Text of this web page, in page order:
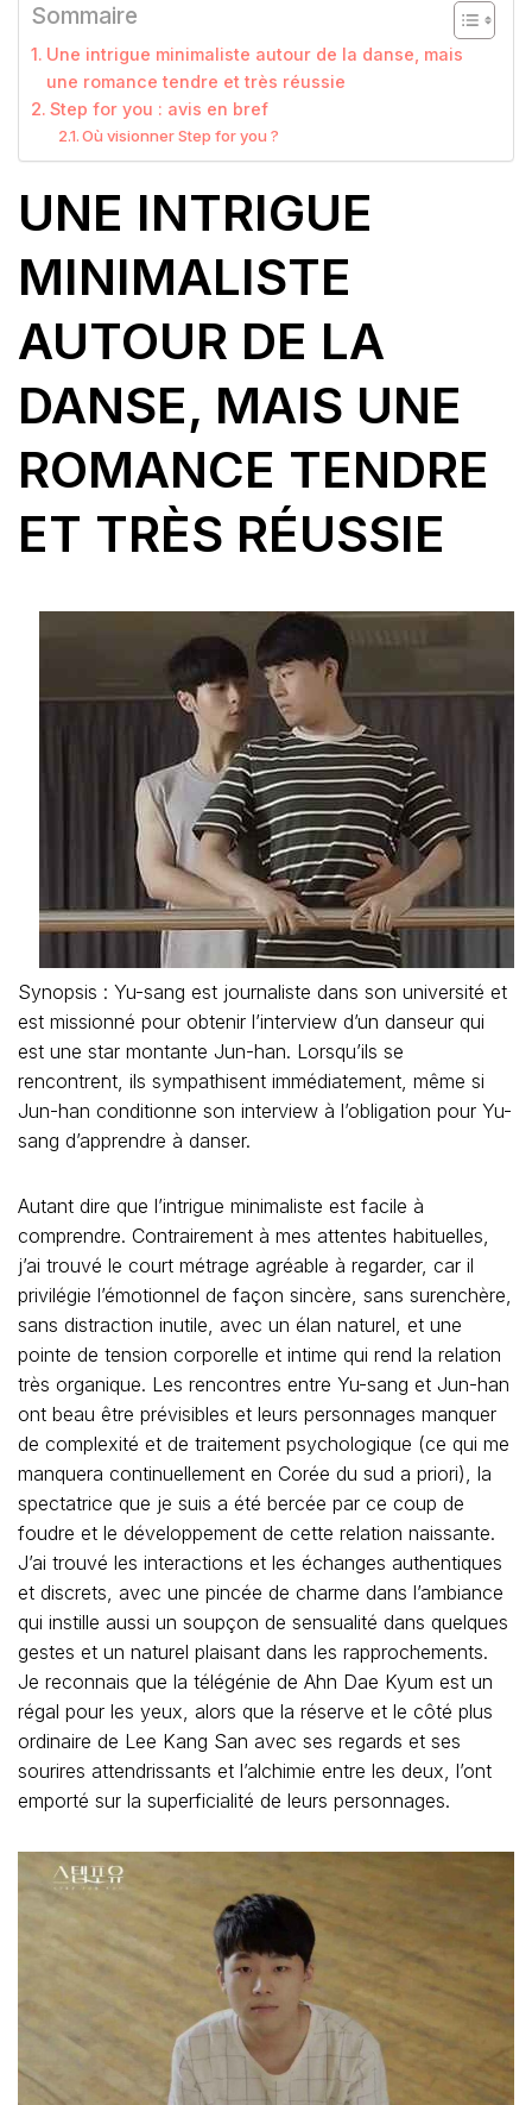
Sommaire
Une intrigue minimaliste autour de la danse, mais
une romance tendre et très réussie
Step for you : avis en bref
Où visionner Step for you ?
UNE INTRIGUE
MINIMALISTE
AUTOUR DE LA
DANSE, MAIS UNE
ROMANCE TENDRE
ET TRÈS RÉUSSIE
Synopsis : Yu-sang est journaliste dans son université et
est missionné pour obtenir l’interview d’un danseur qui
est une star montante Jun-han. Lorsqu’ils se
rencontrent, ils sympathisent immédiatement, même si
Jun-han conditionne son interview à l’obligation pour Yu-
sang d’apprendre à danser.
Autant dire que l’intrigue minimaliste est facile à
comprendre. Contrairement à mes attentes habituelles,
j’ai trouvé le court métrage agréable à regarder, car il
privilégie l’émotionnel de façon sincère, sans surenchère,
sans distraction inutile, avec un élan naturel, et une
pointe de tension corporelle et intime qui rend la relation
très organique. Les rencontres entre Yu-sang et Jun-han
ont beau être prévisibles et leurs personnages manquer
de complexité et de traitement psychologique (ce qui me
manquera continuellement en Corée du sud a priori), la
spectatrice que je suis a été bercée par ce coup de
foudre et le développement de cette relation naissante.
J’ai trouvé les interactions et les échanges authentiques
et discrets, avec une pincée de charme dans l’ambiance
qui instille aussi un soupçon de sensualité dans quelques
gestes et un naturel plaisant dans les rapprochements.
Je reconnais que la télégénie de Ahn Dae Kyum est un
régal pour les yeux, alors que la réserve et le côté plus
ordinaire de Lee Kang San avec ses regards et ses
sourires attendrissants et l’alchimie entre les deux, l’ont
emporté sur la superficialité de leurs personnages.